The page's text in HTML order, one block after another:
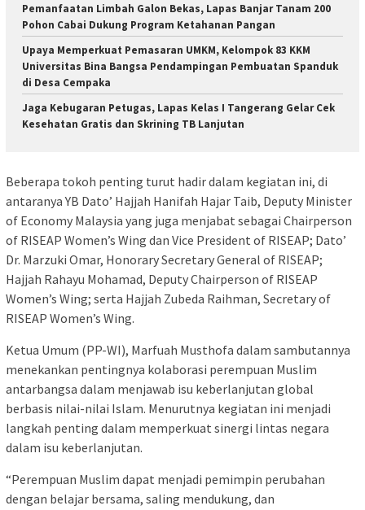
Pemanfaatan Limbah Galon Bekas, Lapas Banjar Tanam 200
Pohon Cabai Dukung Program Ketahanan Pangan
Upaya Memperkuat Pemasaran UMKM, Kelompok 83 KKM
Universitas Bina Bangsa Pendampingan Pembuatan Spanduk
di Desa Cempaka
Jaga Kebugaran Petugas, Lapas Kelas I Tangerang Gelar Cek
Kesehatan Gratis dan Skrining TB Lanjutan
Beberapa tokoh penting turut hadir dalam kegiatan ini, di
antaranya YB Dato’ Hajjah Hanifah Hajar Taib, Deputy Minister
of Economy Malaysia yang juga menjabat sebagai Chairperson
of RISEAP Women’s Wing dan Vice President of RISEAP; Dato’
Dr. Marzuki Omar, Honorary Secretary General of RISEAP;
Hajjah Rahayu Mohamad, Deputy Chairperson of RISEAP
Women’s Wing; serta Hajjah Zubeda Raihman, Secretary of
RISEAP Women’s Wing.
Ketua Umum (PP-WI), Marfuah Musthofa dalam sambutannya
menekankan pentingnya kolaborasi perempuan Muslim
antarbangsa dalam menjawab isu keberlanjutan global
berbasis nilai-nilai Islam. Menurutnya kegiatan ini menjadi
langkah penting dalam memperkuat sinergi lintas negara
dalam isu keberlanjutan.
“Perempuan Muslim dapat menjadi pemimpin perubahan
dengan belajar bersama, saling mendukung, dan